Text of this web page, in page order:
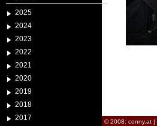
2025
2024
2023
2022
2021
2020
2019
2018
2017
© 2008: conny.at |